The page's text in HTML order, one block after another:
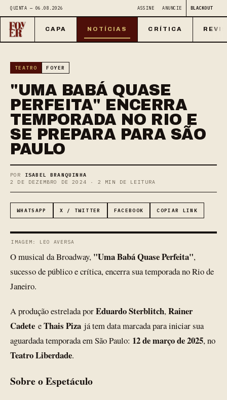
QUINTA — 06.08.2026 ASSINE ANUNCIE BLACKOUT
CAPA NOTÍCIAS CRÍTICA
TEATRO FOYER
"UMA BABÁ QUASE
PERFEITA" ENCERRA
TEMPORADA NO RIO E
SE PREPARA PARA SÃO
PAULO
POR ISABEL BRANQUINHA
2 DE DEZEMBRO DE 2024 · 2 MIN DE LEITURA
WHATSAPP X / TWITTER FACEBOOK COPIAR LINK
IMAGEM: LEO AVERSA
O musical da Broadway, "Uma Babá Quase Perfeita",
sucesso de público e crítica, encerra sua temporada no Rio de
Janeiro.
A produção estrelada porEduardo Sterblitch,Rainer
Cadete eThais Piza já tem data marcada para iniciar sua
aguardada temporada em São Paulo: 12 de março de 2025, no
Teatro Liberdade.
Sobre o Espetáculo